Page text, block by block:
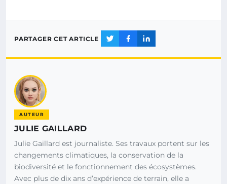
PARTAGER CET ARTICLE
AUTEUR
JULIE GAILLARD
Julie Gaillard est journaliste. Ses travaux portent sur les
changements climatiques, la conservation de la
biodiversité et le fonctionnement des écosystèmes.
Avec plus de dix ans d’expérience de terrain, elle a